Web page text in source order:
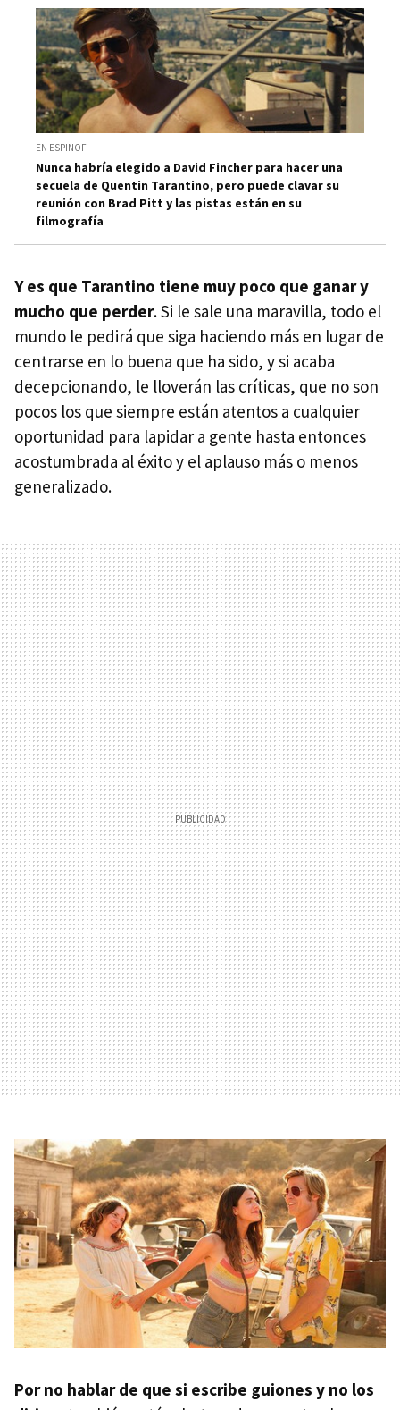
EN ESPINOF
Nunca habría elegido a David Fincher para hacer una
secuela de Quentin Tarantino, pero puede clavar su
reunión con Brad Pitt y las pistas están en su
filmografía
Y es que Tarantino tiene muy poco que ganar y
mucho que perder. Si le sale una maravilla, todo el
mundo le pedirá que siga haciendo más en lugar de
centrarse en lo buena que ha sido, y si acaba
decepcionando, le lloverán las críticas, que no son
pocos los que siempre están atentos a cualquier
oportunidad para lapidar a gente hasta entonces
acostumbrada al éxito y el aplauso más o menos
generalizado.
Por no hablar de que si escribe guiones y no los